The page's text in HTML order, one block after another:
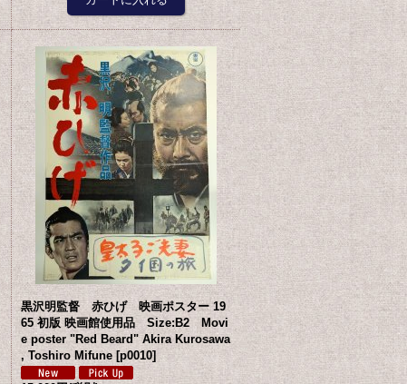
黒沢明監督 赤ひげ 映画ポスター 19
65 初版 映画館使用品 Size:B2 Movi
e poster "Red Beard" Akira Kurosawa
, Toshiro Mifune [p0010]